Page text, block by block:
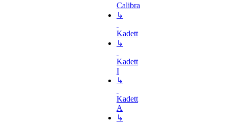
Calibra
↳
Kadett
↳
Kadett
I
↳
Kadett
A
↳